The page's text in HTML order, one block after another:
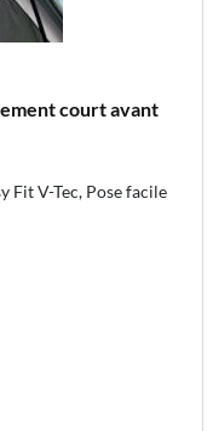
court avant
Fit V-Tec, Pose facile